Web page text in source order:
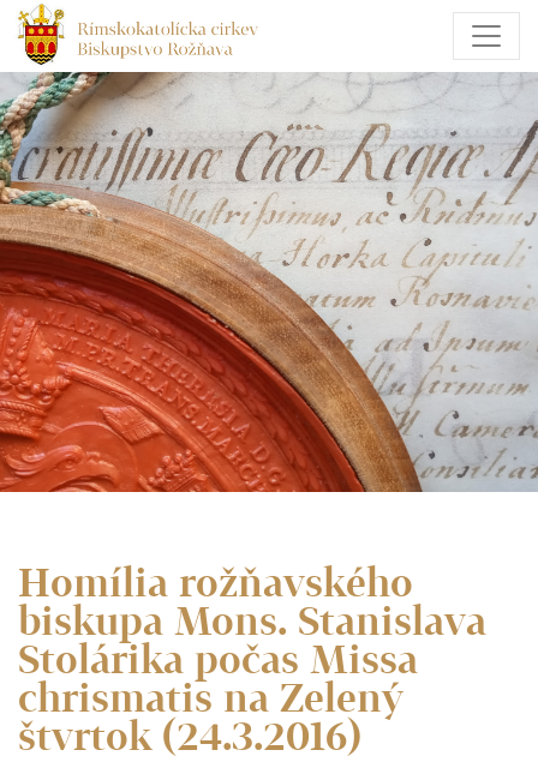
Homília rožňavského
biskupa Mons. Stanislava
Stolárika počas Missa
chrismatis na Zelený
štvrtok (24.3.2016)